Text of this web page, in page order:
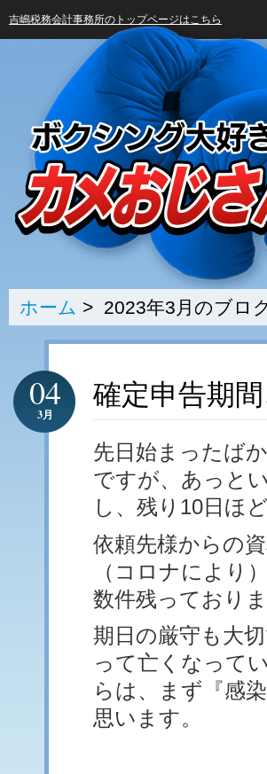
吉嶋税務会計事務所のトップページはこちら
ホーム > 2023年3月のブロ
確定申告期
04
3月
先日始まったば
ですが、あっと
し、残り10日ほ
依頼先様からの
（コロナにより
数件残っておりま
期日の厳守も大
って亡くなって
らは、まず『感
思います。